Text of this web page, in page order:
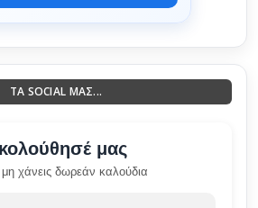
ΤΑ SOCIAL ΜΑΣ...
μας
χάνεις δωρεάν καλούδια